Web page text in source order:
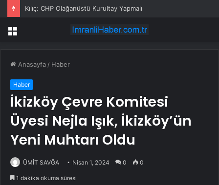
Kılıç: CHP Olağanüstü Kurultay Yapmalı
Menü
Anasayfa / Haber
Haber
İkizköy Çevre Komitesi
Üyesi Nejla Işık, İkizköy’ün
Yeni Muhtarı Oldu
ÜMİT SAVĞA Nisan 1, 2024 0 0
1 dakika okuma süresi